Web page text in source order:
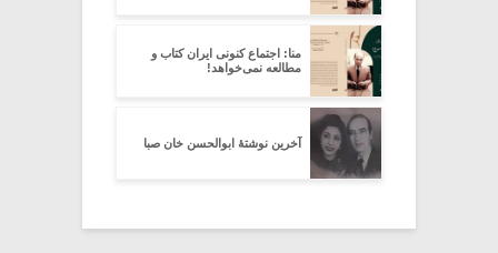
منا: اجتماع کنونی ایران کتاب و
مطالعه نمی‌خواهد!
آخرین نوشتۀ ابوالحسن خان صبا